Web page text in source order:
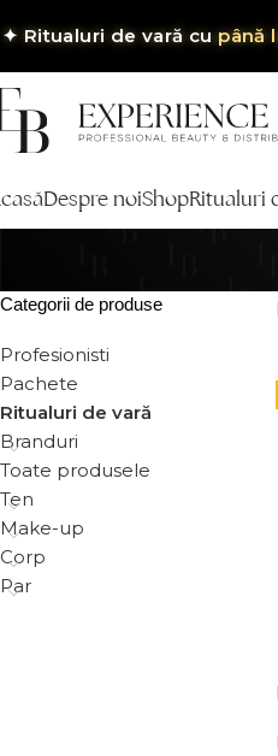
✦ Ritualuri de vară cupână
Despre noiShopRitualuri
Categorii de produse
Profesionisti
Pachete
Ritualuri de vară
Branduri
Toate produsele
Ten
Make-up
Corp
Par